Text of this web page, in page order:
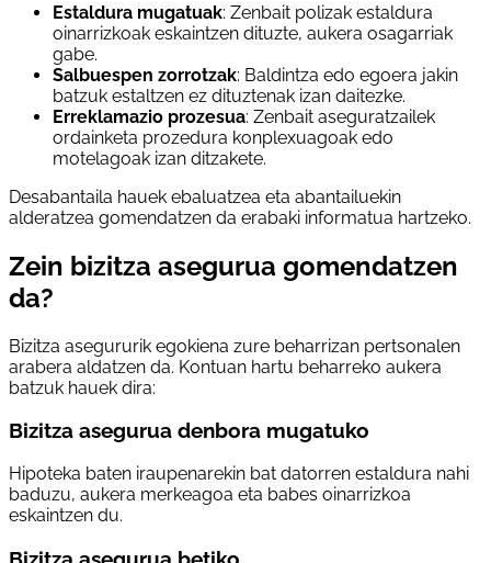
Estaldura mugatuak: Zenbait polizak estaldura
oinarrizkoak eskaintzen dituzte, aukera osagarriak
gabe.
Salbuespen zorrotzak: Baldintza edo egoera jakin
batzuk estaltzen ez dituztenak izan daitezke.
Erreklamazio prozesua: Zenbait aseguratzailek
ordainketa prozedura konplexuagoak edo
motelagoak izan ditzakete.
Desabantaila hauek ebaluatzea eta abantailuekin
alderatzea gomendatzen da erabaki informatua hartzeko.
Zein bizitza asegurua gomendatzen
da?
Bizitza asegururik egokiena zure beharrizan pertsonalen
arabera aldatzen da. Kontuan hartu beharreko aukera
batzuk hauek dira:
Bizitza asegurua denbora mugatuko
Hipoteka baten iraupenarekin bat datorren estaldura nahi
baduzu, aukera merkeagoa eta babes oinarrizkoa
eskaintzen du.